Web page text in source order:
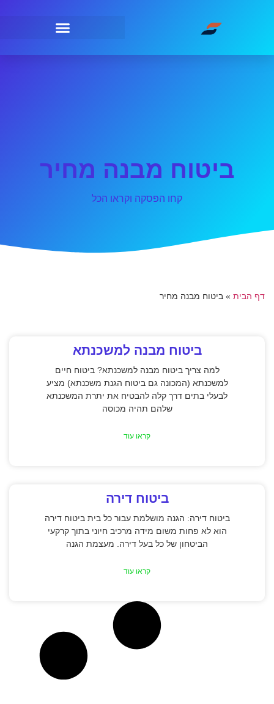
ביטוח מבנה מחיר
קחו הפסקה וקראו הכל
דף הבית » ביטוח מבנה מחיר
ביטוח מבנה למשכנתא
למה צריך ביטוח מבנה למשכנתא? ביטוח חיים
למשכנתא (המכונה גם ביטוח הגנת משכנתא) מציע
לבעלי בתים דרך קלה להבטיח את יתרת המשכנתא
שלהם תהיה מכוסה
קראו עוד
ביטוח דירה
ביטוח דירה: הגנה מושלמת עבור כל בית ביטוח דירה
הוא לא פחות משום מידה מרכיב חיוני בתוך קרקעי
הביטחון של כל בעל דירה. מעצמת הגנה
קראו עוד